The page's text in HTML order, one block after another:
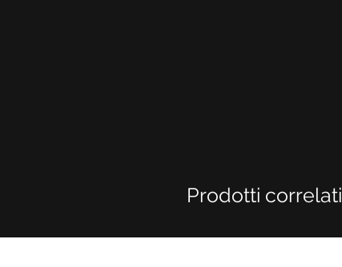
Prodotti correlati